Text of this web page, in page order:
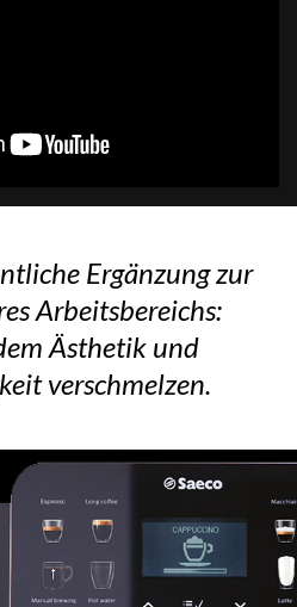
Ergänzung zur
Arbeitsbereichs:
Ästhetik und
verschmelzen.